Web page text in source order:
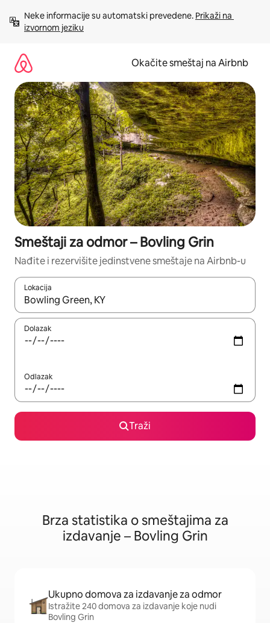
sadržaj
Neke informacije su automatski prevedene. Prikaži na
izvornom jeziku
Okačite smeštaj na Airbnb
Smeštaji za odmor – Bovling Grin
Nađite i rezervišite jedinstvene smeštaje na Airbnb-u
Lokacija
Kad su rezultati dostupni, možete da se krećete kroz njih
Dolazak
Odlazak
Traži
Brza statistika o smeštajima za
izdavanje – Bovling Grin
Ukupno domova za izdavanje za odmor
Istražite 240 domova za izdavanje koje nudi
Bovling Grin